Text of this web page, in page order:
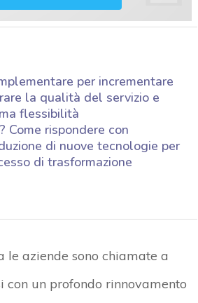
per incrementare
la qualità del servizio e
flessibilità
Come rispondere con
di nuove tecnologie per
di trasformazione
le aziende sono chiamate a
con un profondo rinnovamento